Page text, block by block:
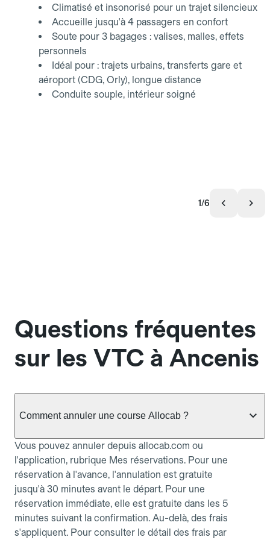
Climatisé et insonorisé pour un trajet silencieux
Accueille jusqu'à 4 passagers en confort
Soute pour 3 bagages : valises, malles, effets
personnels
Idéal pour : trajets urbains, transferts gare et
aéroport (CDG, Orly), longue distance
Conduite souple, intérieur soigné
1/6
Questions fréquentes
sur les VTC à Ancenis
Comment annuler une course Allocab ?
Vous pouvez annuler depuis allocab.com ou
l'application, rubrique Mes réservations. Pour une
réservation à l'avance, l'annulation est gratuite
jusqu'à 30 minutes avant le départ. Pour une
réservation immédiate, elle est gratuite dans les 5
minutes suivant la confirmation. Au-delà, des frais
s'appliquent. Pour consulter le détail des frais par